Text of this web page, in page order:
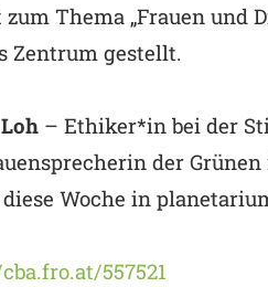
Thema „Frauen und
Zentrum gestellt.
– Ethiker*in bei der
der
Woche in
557521